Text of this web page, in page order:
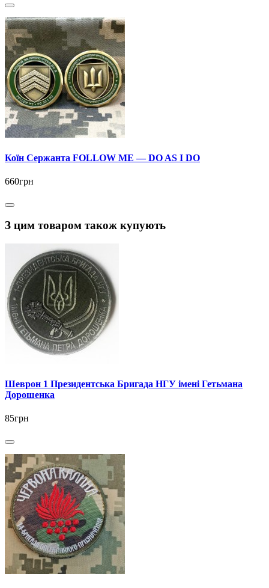
Коїн Сержанта FOLLOW ME — DO AS I DO
660грн
З цим товаром також купують
Шеврон 1 Президентська Бригада НГУ імені Гетьмана
Дорошенка
85грн